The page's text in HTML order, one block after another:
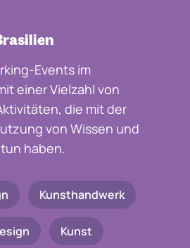
Events im
einer Vielzahl von
die mit der
von Wissen und
haben.
Kunsthandwerk
Kunst